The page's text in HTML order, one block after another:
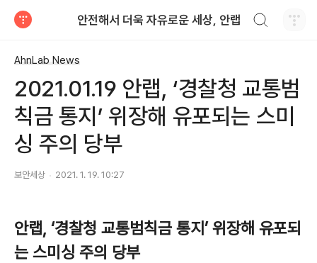
안전해서 더욱 자유로운 세상, 안랩
AhnLab News
2021.01.19 안랩, ‘경찰청 교통범
칙금 통지’ 위장해 유포되는 스미
싱 주의 당부
보안세상 2021. 1. 19. 10:27
안랩, ‘경찰청 교통범칙금 통지’위장해 유포되
는 스미싱 주의 당부